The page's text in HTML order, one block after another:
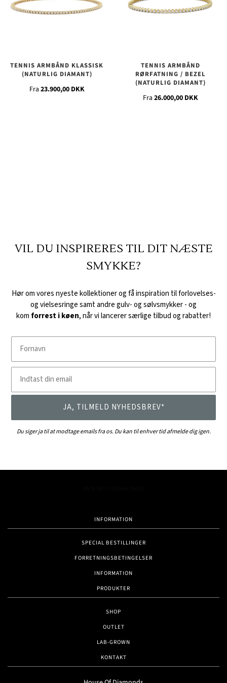
TENNIS ARMBÅND KLASSISK
(NATURLIG DIAMANT)
Fra 23.900,00 DKK
TENNIS ARMBÅND
RØRFATNING / BEZEL
(NATURLIG DIAMANT)
Fra 26.000,00 DKK
VIL DU INSPIRERES TIL DIT NÆSTE
SMYKKE?
Hør om vores nyeste kollektioner og få inspiration til forlovelses-
og vielsesringe samt andre gulv- og sølvsmykker -og
kom forrest i køen, når vi lancerer særlige tilbud og rabatter!
JA, TILMELD NYHEDSBREV*
Du siger ja til at modtage emails fra os. Du kan til enhver tid afmelde dig igen.
INFORMATION
SPECIAL BESTILLINGER
FORRETNINGSBETINGELSER
INFORMATION
PRODUKTER
SHOP
OUTLET
LAB-GROWN
KONTAKT